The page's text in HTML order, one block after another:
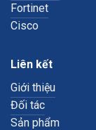
Fortinet
Cisco
Liên kết
Giới thiệu
Đối tác
Sản phẩm